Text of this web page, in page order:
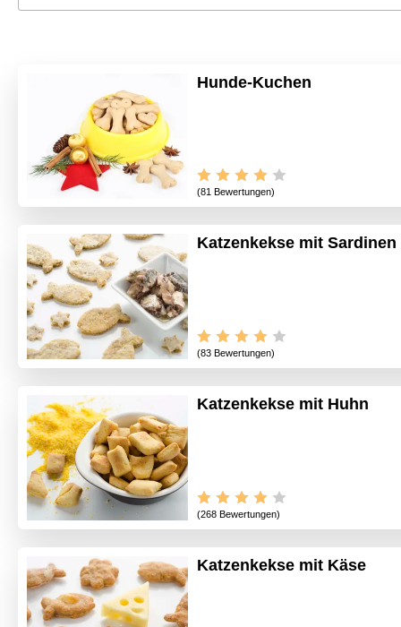
Hunde-Kuchen
(81 Bewertungen)
Katzenkekse mit Sardinen
(83 Bewertungen)
Katzenkekse mit Huhn
(268 Bewertungen)
Katzenkekse mit Käse